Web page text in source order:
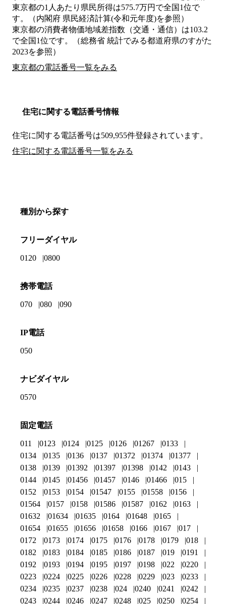
東京都の1人あたり県民所得は575.7万円で全国1位で
す。（内閣府 県民経済計算(令和元年度)を参照）
東京都の消費者物価地域差指数（交通・通信）は103.2
で全国1位です。（総務省 統計でみる都道府県のすがた
2023を参照）
東京都の電話番号一覧をみる
住宅に関する電話番号情報
住宅に関する電話番号は509,955件登録されています。
住宅に関する電話番号一覧をみる
種別から探す
フリーダイヤル
0120 0800
携帯電話
070 080 090
IP電話
050
ナビダイヤル
0570
固定電話
011 0123 0124 0125 0126 01267
0133
0134
0135 0136 0137 01372 01374
01377
0138
0139 01392 01397 01398 0142
0143
0144
0145 01456 01457 0146 01466
015
0152
0153 0154 01547 0155 01558
0156
01564
0157 0158 01586 01587 0162
0163
01632
01634 01635 0164 01648
0165
01654
01655 01656 01658 0166 0167
017
0172
0173 0174 0175 0176 0178 0179
018
0182
0183 0184 0185 0186 0187 019
0191
0192
0193 0194 0195 0197 0198 022
0220
0223
0224 0225 0226 0228 0229 023
0233
0234
0235 0237 0238 024 0240 0241
0242
0243
0244 0246 0247 0248 025 0250 0254